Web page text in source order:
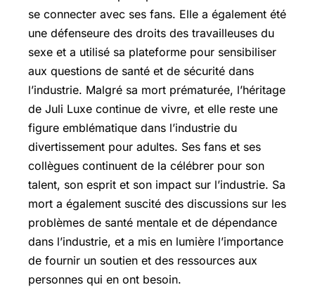
se connecter avec ses fans. Elle a également été
une défenseure des droits des travailleuses du
sexe et a utilisé sa plateforme pour sensibiliser
aux questions de santé et de sécurité dans
l’industrie. Malgré sa mort prématurée, l’héritage
de Juli Luxe continue de vivre, et elle reste une
figure emblématique dans l’industrie du
divertissement pour adultes. Ses fans et ses
collègues continuent de la célébrer pour son
talent, son esprit et son impact sur l’industrie. Sa
mort a également suscité des discussions sur les
problèmes de santé mentale et de dépendance
dans l’industrie, et a mis en lumière l’importance
de fournir un soutien et des ressources aux
personnes qui en ont besoin.